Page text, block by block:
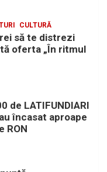
CULTURĂ
să te distrezi
oferta „În ritmul
de LATIFUNDIARI
încasat aproape
RON